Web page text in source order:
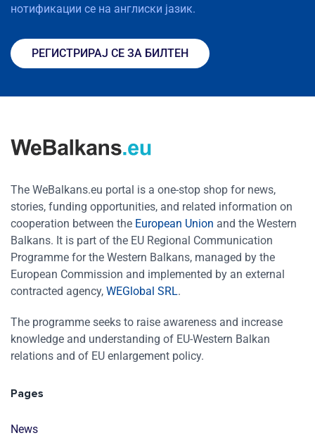
нотификации се на англиски јазик.
РЕГИСТРИРАЈ СЕ ЗА БИЛТЕН
The WeBalkans.eu portal is a one-stop shop for news,
stories, funding opportunities, and related information on
cooperation between the European Union and the Western
Balkans. It is part of the EU Regional Communication
Programme for the Western Balkans, managed by the
European Commission and implemented by an external
contracted agency, WEGlobal SRL.
The programme seeks to raise awareness and increase
knowledge and understanding of EU-Western Balkan
relations and of EU enlargement policy.
Pages
News